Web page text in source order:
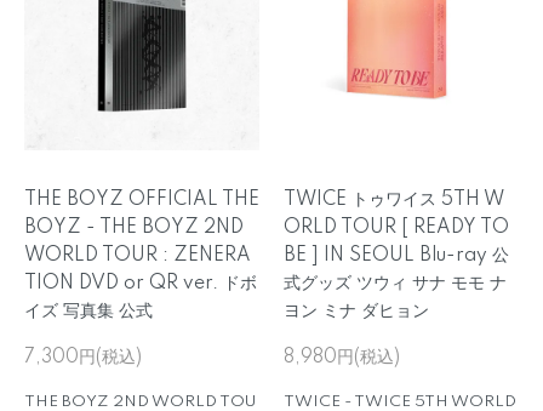
THE BOYZ OFFICIAL THE
BOYZ - THE BOYZ 2ND
WORLD TOUR : ZENERA
TION DVD or QR ver. ドボ
イズ 写真集 公式
7,300円(税込)
THE BOYZ 2ND WORLD TOU
TWICE トゥワイス 5TH W
ORLD TOUR [ READY TO
BE ] IN SEOUL Blu-ray 公
式グッズ ツウィ サナ モモ ナ
ヨン ミナ ダヒョン
8,980円(税込)
TWICE - TWICE 5TH WORLD